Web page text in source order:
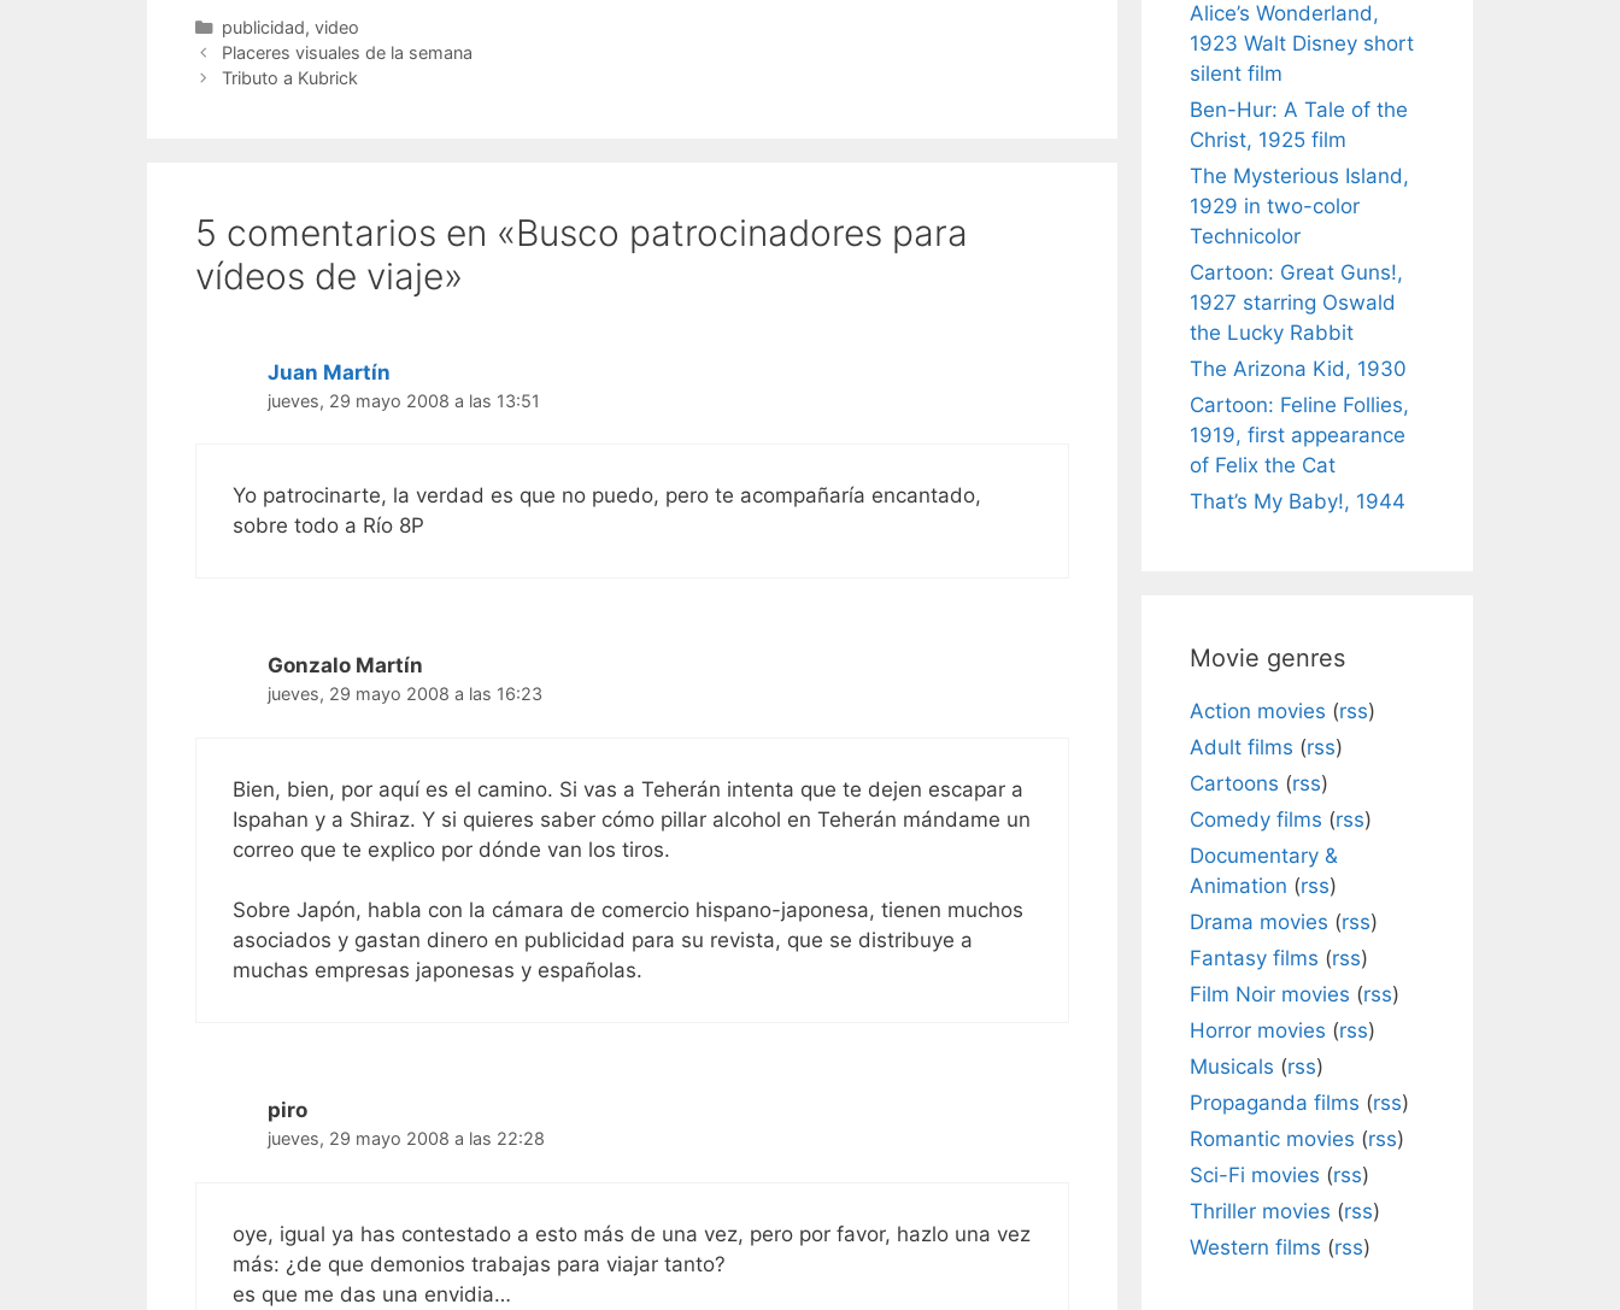
Categorías
publicidad, video
Placeres visuales de la semana
Tributo a Kubrick
5 comentarios en «Busco patrocinadores para
vídeos de viaje»
Juan Martín
jueves, 29 mayo 2008 a las 13:51
Yo patrocinarte, la verdad es que no puedo, pero te acompañaría encantado,
sobre todo a Río 8P
Gonzalo Martín
jueves, 29 mayo 2008 a las 16:23
Bien, bien, por aquí es el camino. Si vas a Teherán intenta que te dejen escapar a
Ispahan y a Shiraz. Y si quieres saber cómo pillar alcohol en Teherán mándame un
correo que te explico por dónde van los tiros.
Sobre Japón, habla con la cámara de comercio hispano-japonesa, tienen muchos
asociados y gastan dinero en publicidad para su revista, que se distribuye a
muchas empresas japonesas y españolas.
piro
jueves, 29 mayo 2008 a las 22:28
oye, igual ya has contestado a esto más de una vez, pero por favor, hazlo una vez
más: ¿de que demonios trabajas para viajar tanto?
es que me das una envidia…
Alice’s Wonderland,
1923 Walt Disney short
silent film
Ben-Hur: A Tale of the
Christ, 1925 film
The Mysterious Island,
1929 in two-color
Technicolor
Cartoon: Great Guns!,
1927 starring Oswald
the Lucky Rabbit
The Arizona Kid, 1930
Cartoon: Feline Follies,
1919, first appearance
of Felix the Cat
That’s My Baby!, 1944
Movie genres
Action movies (rss)
Adult films (rss)
Cartoons (rss)
Comedy films (rss)
Documentary &
Animation (rss)
Drama movies (rss)
Fantasy films (rss)
Film Noir movies (rss)
Horror movies (rss)
Musicals (rss)
Propaganda films (rss)
Romantic movies (rss)
Sci-Fi movies (rss)
Thriller movies (rss)
Western films (rss)